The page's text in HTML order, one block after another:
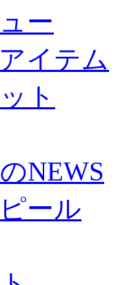
ー
イテム
ト
NEWS
ール